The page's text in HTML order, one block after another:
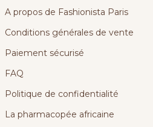
A propos de Fashionista Paris
Conditions générales de vente
Paiement sécurisé
FAQ
Politique de confidentialité
La pharmacopée africaine